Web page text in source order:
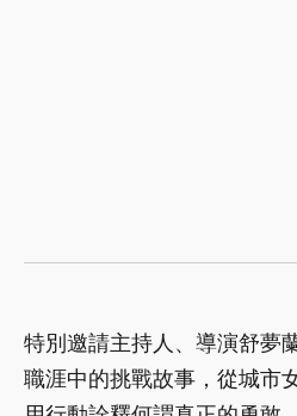
特別邀請主持人、導演舒夢
職涯中的挑戰故事，從城市